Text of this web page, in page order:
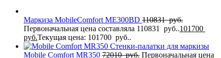
Маркиза MobileComfort MЕ300BD 110831руб.
Первоначальная цена составляла 110831 руб..101700
руб.Текущая цена: 101700 руб..
Стенки-палатки для маркизы
Mobile Comfort MR350 72010руб. Первоначальная цена